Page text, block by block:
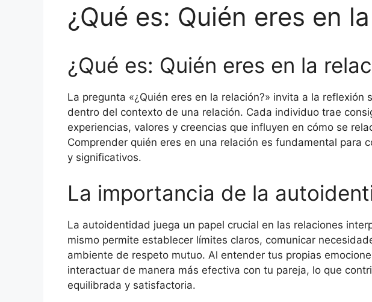
¿Qué es: Quién eres en
¿Qué es: Quién eres en la
La pregunta «¿Quién eres en la relación?» invita a la reflexión
dentro del contexto de una relación. Cada individuo trae
experiencias, valores y creencias que influyen en cómo se
Comprender quién eres en una relación es fundamental para
y significativos.
La importancia de la
La autoidentidad juega un papel crucial en las relaciones
mismo permite establecer límites claros, comunicar
ambiente de respeto mutuo. Al entender tus propias
interactuar de manera más efectiva con tu pareja, lo que
equilibrada y satisfactoria.